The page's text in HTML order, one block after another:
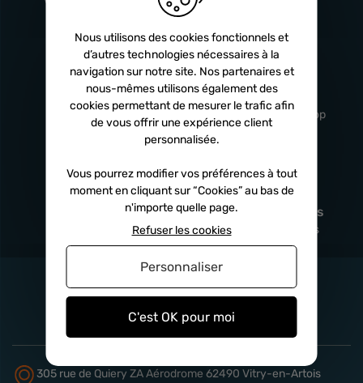
Livraison
rapide
Sous 24h à 48h
Service client
professionnel
De 8h à 17h Non-stop
Satisfait
remboursé
Paiement en
x3 fois
Sécurisé, sans frais
305 rue de Quiery ZA Aérodrome 62490 Vitry-en-Artois
Nous utilisons des cookies fonctionnels et
d’autres technologies nécessaires à la
navigation sur notre site. Nos partenaires et
nous-mêmes utilisons également des
cookies permettant de mesurer le trafic afin
de vous offrir une expérience client
personnalisée.
Vous pourrez modifier vos préférences à tout
moment en cliquant sur “Cookies” au bas de
n'importe quelle page.
C'est OK pour moi
Refuser les cookies
Personnaliser